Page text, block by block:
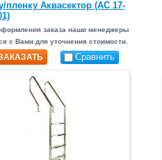
пленку Аквасектор (АС 17-
заказа наши менеджеры
с Вами для уточнения стоимости.
Сравнить